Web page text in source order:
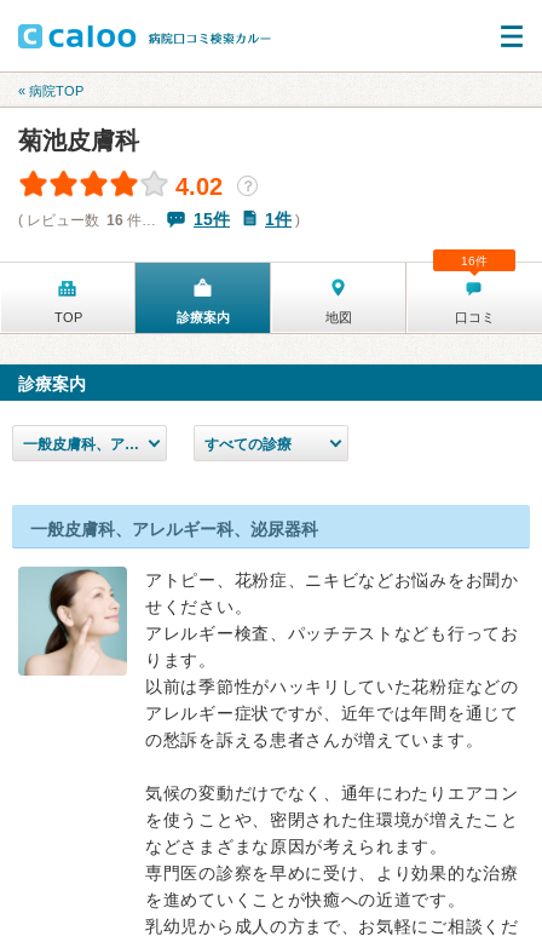
« 病院TOP
菊池皮膚科
4.02
？
( レビュー数 16 件… 15件 1件)
TOP 診療案内 地図 口コミ
16件
診療案内
一般皮膚科、アレルギー科、泌尿器科 すべての診療
一般皮膚科、アレルギー科、泌尿器科
アトピー、花粉症、ニキビなどお悩みをお聞か
せください。
アレルギー検査、パッチテストなども行ってお
ります。
以前は季節性がハッキリしていた花粉症などの
アレルギー症状ですが、近年では年間を通じて
の愁訴を訴える患者さんが増えています。
気候の変動だけでなく、通年にわたりエアコン
を使うことや、密閉された住環境が増えたこと
などさまざまな原因が考えられます。
専門医の診察を早めに受け、より効果的な治療
を進めていくことが快癒への近道です。
乳幼児から成人の方まで、お気軽にご相談くだ